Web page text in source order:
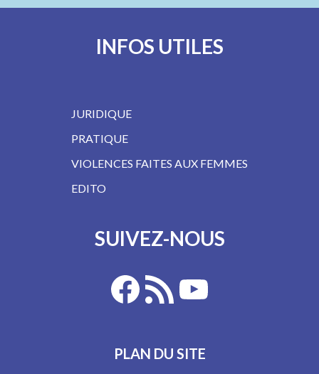
INFOS UTILES
JURIDIQUE
PRATIQUE
VIOLENCES FAITES AUX FEMMES
EDITO
SUIVEZ-NOUS
PLAN DU SITE